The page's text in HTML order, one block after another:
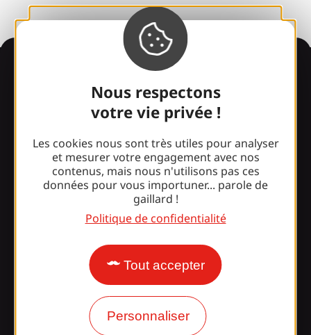
Nous respectons
votre vie privée !
Les cookies nous sont très utiles pour analyser
et mesurer votre engagement avec nos
contenus, mais nous n'utilisons pas ces
données pour vous importuner... parole de
gaillard !
Politique de confidentialité
Tout accepter
Personnaliser
Informations
Nos horaires d'ouverture
Accès et transports
Rejoignez la
bande Gaillarde !